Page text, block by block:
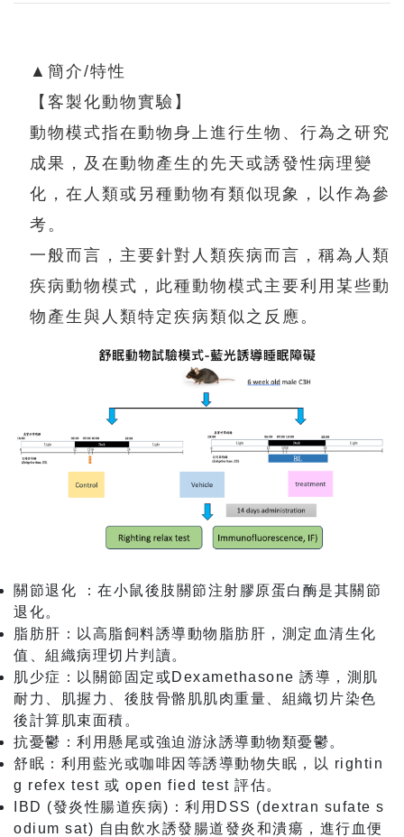
▲簡介/特性
【客製化動物實驗】
動物模式指在動物身上進行生物、行為之研究
成果，及在動物產生的先天或誘發性病理變
化，在人類或另種動物有類似現象，以作為參
考。
一般而言，主要針對人類疾病而言，稱為人類
疾病動物模式，此種動物模式主要利用某些動
物產生與人類特定疾病類似之反應。
關節退化 ：在小鼠後肢關節注射膠原蛋白酶是其關節
退化。
脂肪肝：以高脂飼料誘導動物脂肪肝，測定血清生化
值、組織病理切片判讀。
肌少症：以關節固定或Dexamethasone 誘導，測肌
耐力、肌握力、後肢骨骼肌肌肉重量、組織切片染色
後計算肌束面積。
抗憂鬱：利用懸尾或強迫游泳誘導動物類憂鬱。
舒眠：利用藍光或咖啡因等誘導動物失眠，以 rightin
g refex test 或 open fied test 評估。
IBD (發炎性腸道疾病)：利用DSS (dextran sufate s
odium sat) 自由飲水誘發腸道發炎和潰瘍，進行血便